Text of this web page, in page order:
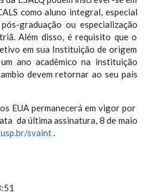
como aluno integral, especial
graduação ou especialização
Além disso, é requisito que o
em sua Instituição de origem
ano acadêmico na instituição
devem retornar ao seu país
EUA permanecerá em vigor por
da última assinatura, 8 de maio
svaint.